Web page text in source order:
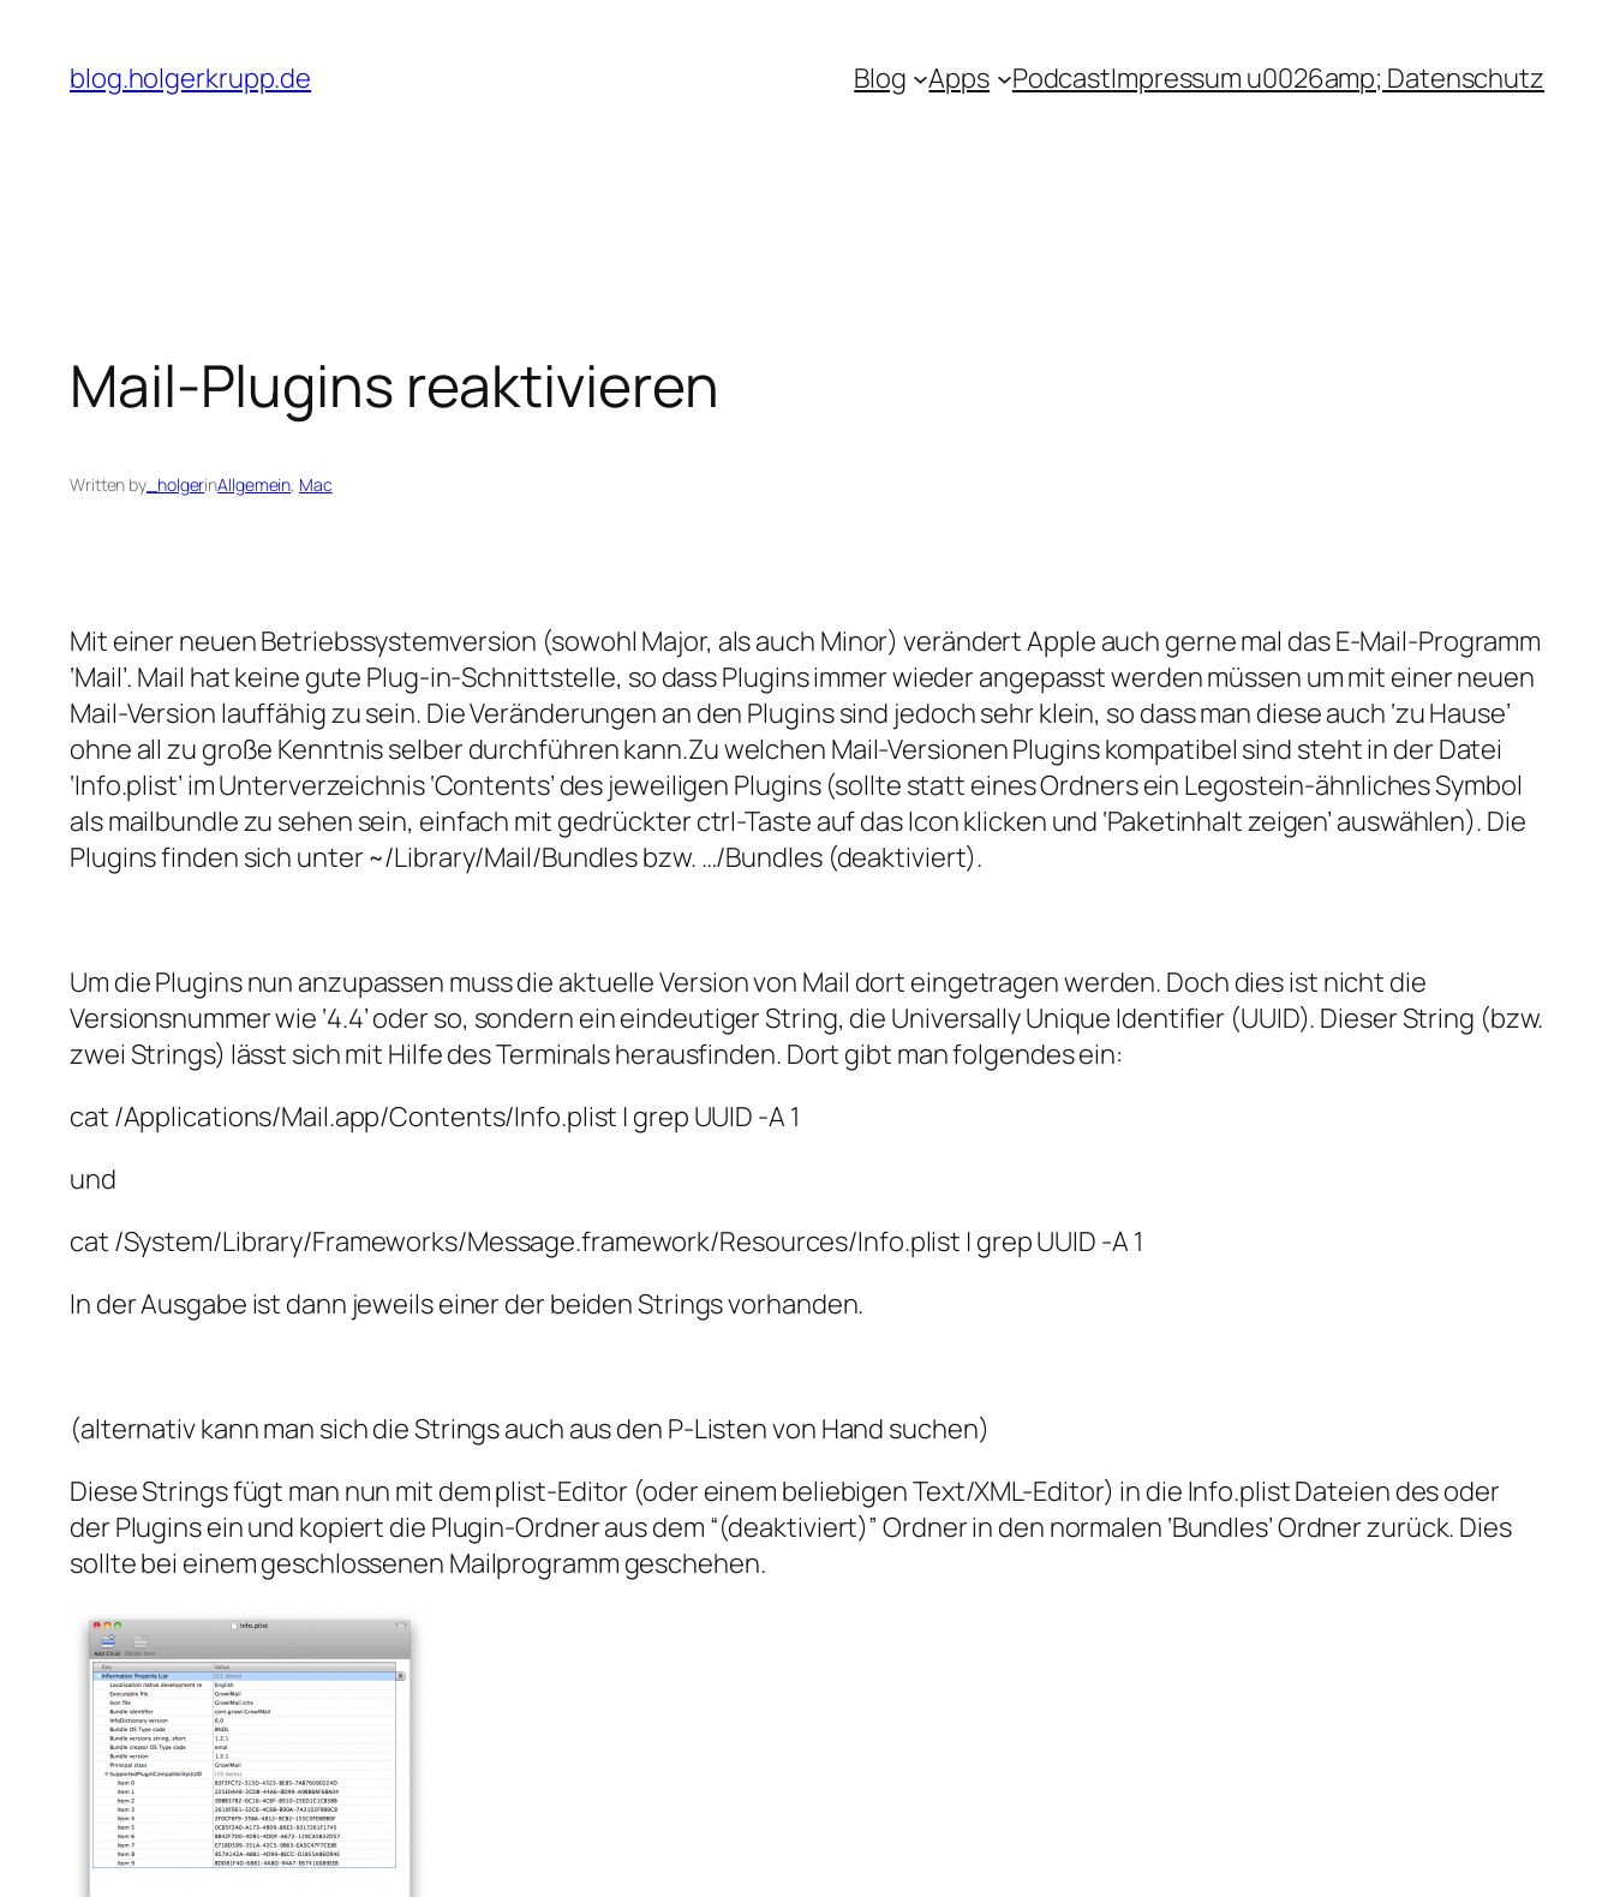
content
blog.holgerkrupp.de Blog Apps PodcastImpressum u0026amp; Datenschutz
Mail-Plugins reaktivieren
Written by _holgerinAllgemein, Mac
Mit einer neuen Betriebssystemversion (sowohl Major, als auch Minor) verändert Apple auch gerne mal das E-Mail-Programm
‘Mail’. Mail hat keine gute Plug-in-Schnittstelle, so dass Plugins immer wieder angepasst werden müssen um mit einer neuen
Mail-Version lauffähig zu sein. Die Veränderungen an den Plugins sind jedoch sehr klein, so dass man diese auch ‘zu Hause’
ohne all zu große Kenntnis selber durchführen kann.Zu welchen Mail-Versionen Plugins kompatibel sind steht in der Datei
‘Info.plist’ im Unterverzeichnis ‘Contents’ des jeweiligen Plugins (sollte statt eines Ordners ein Legostein-ähnliches Symbol
als mailbundle zu sehen sein, einfach mit gedrückter ctrl-Taste auf das Icon klicken und ‘Paketinhalt zeigen’ auswählen). Die
Plugins finden sich unter ~/Library/Mail/Bundles bzw. …/Bundles (deaktiviert).
Um die Plugins nun anzupassen muss die aktuelle Version von Mail dort eingetragen werden. Doch dies ist nicht die
Versionsnummer wie ‘4.4’ oder so, sondern ein eindeutiger String, die Universally Unique Identifier (UUID). Dieser String (bzw.
zwei Strings) lässt sich mit Hilfe des Terminals herausfinden. Dort gibt man folgendes ein:
cat /Applications/Mail.app/Contents/Info.plist | grep UUID -A 1
und
cat /System/Library/Frameworks/Message.framework/Resources/Info.plist | grep UUID -A 1
In der Ausgabe ist dann jeweils einer der beiden Strings vorhanden.
(alternativ kann man sich die Strings auch aus den P-Listen von Hand suchen)
Diese Strings fügt man nun mit dem plist-Editor (oder einem beliebigen Text/XML-Editor) in die Info.plist Dateien des oder
der Plugins ein und kopiert die Plugin-Ordner aus dem “(deaktiviert)” Ordner in den normalen ‘Bundles’ Ordner zurück. Dies
sollte bei einem geschlossenen Mailprogramm geschehen.